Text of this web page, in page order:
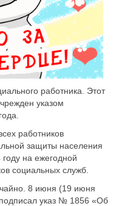
работника. Этот
указом
работников
защиты населения
на ежегодной
социальных служб.
8 июня (19 июня
указ № 1856 «Об